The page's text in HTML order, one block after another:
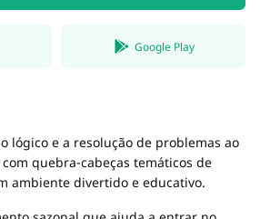
Google Play
lógico e a resolução de problemas ao
quebra-cabeças temáticos de
ambiente divertido e educativo.